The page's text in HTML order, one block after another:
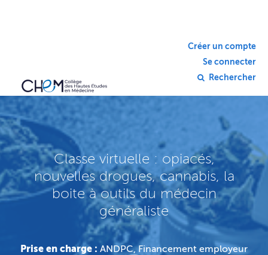
Créer un compte
Se connecter
Rechercher
Classe virtuelle : opiacés,
nouvelles drogues, cannabis, la
boite à outils du médecin
généraliste
Prise en charge : ANDPC, Financement employeur